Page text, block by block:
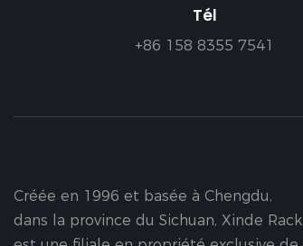
Tél
+86 158 8355 7541
Créée en 1996 et basée à Chengdu,
dans la province du Sichuan, Xinde Rack